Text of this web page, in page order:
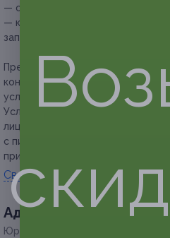
— обязательна предварительная
— клиент обязан сообщить об
записи не менее чем за 12 часов.
Предупреждаем о
консультации у врача-
услугам и противопоказаниям.
Услуга предоставляется только
лицам. Несовершеннолетним
с письменного разрешения
присутствии.
Свернуть
Адресa
Юридическая информация о